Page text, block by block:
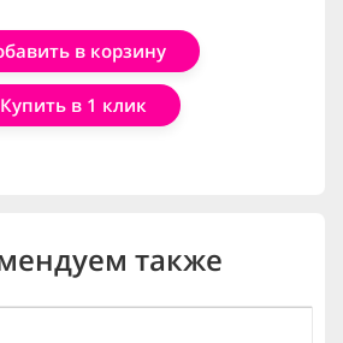
в корзину
Купить в 1 клик
также